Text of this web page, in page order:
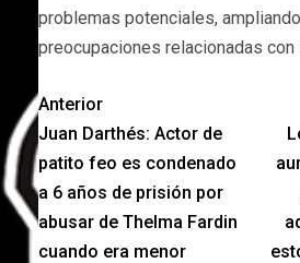
problemas potenciales,
preocupaciones relacionadas con
Anterior
Juan Darthés: Actor de
patito feo es condenado
a 6 años de prisión por
abusar de Thelma Fardin
cuando era menor